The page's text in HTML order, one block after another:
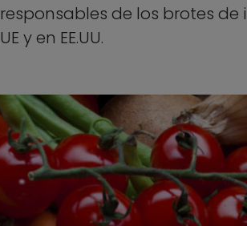
de los brotes
y en EE.UU.